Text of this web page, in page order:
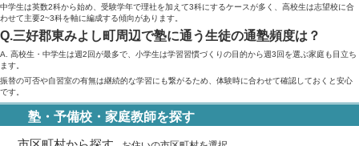
中学生は英数2科から始め、受験学年で理社を加えて3科にするケースが多く、高校生は志望校に合
わせて主要2~3科を軸に編成する傾向があります。
Q.三好郡東みよし町周辺で塾に通う生徒の通塾頻度は？
A. 高校生・中学生は週2回が最多で、小学生は学習習慣づくりの目的から週3回を選ぶ家庭も目立ち
ます。
振替の可否や自習室の有無は継続的な学習にも繋がるため、体験時に合わせて確認しておくと安心
です。
塾・予備校・家庭教師を探す